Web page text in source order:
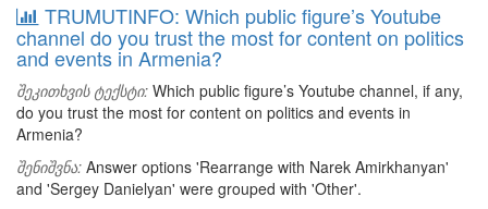
TRUMUTINFO: Which public figure’s Youtube
channel do you trust the most for content on politics
and events in Armenia?
შეკითხვის ტექსტი: Which public figure’s Youtube channel, if any,
do you trust the most for content on politics and events in
Armenia?
შენიშვნა: Answer options 'Rearrange with Narek Amirkhanyan'
and 'Sergey Danielyan' were grouped with 'Other'.